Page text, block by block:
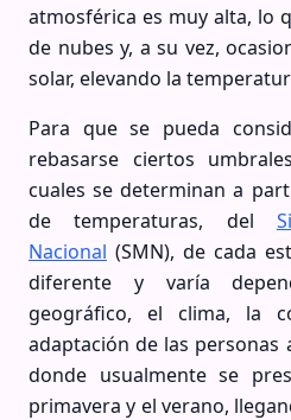
atmosférica es muy alta, lo
de nubes y, a su vez,
solar, elevando la
Para que se pueda
rebasarse ciertos
cuales se determinan a
de temperaturas, del
Nacional (SMN), de cada
diferente y varía
geográfico, el clima, la
adaptación de las personas
donde usualmente se
primavera y el verano,